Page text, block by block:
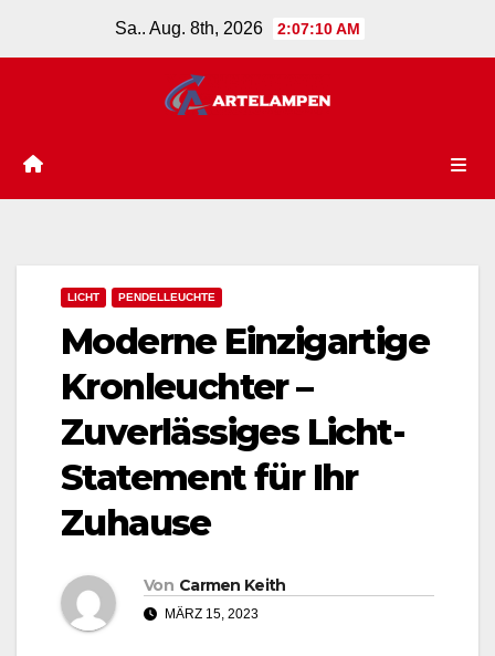
Sa.. Aug. 8th, 2026 2:07:11 AM
LICHT PENDELLEUCHTE
Moderne Einzigartige
Kronleuchter –
Zuverlässiges Licht-
Statement für Ihr
Zuhause
Von Carmen Keith
MÄRZ 15, 2023